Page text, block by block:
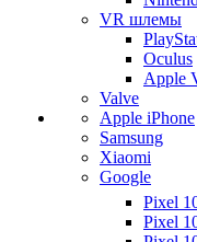
VR шлемы
Oculus
Apple
Valve
Apple iPhone
Samsung
Xiaomi
Google
Pixel
Pixel